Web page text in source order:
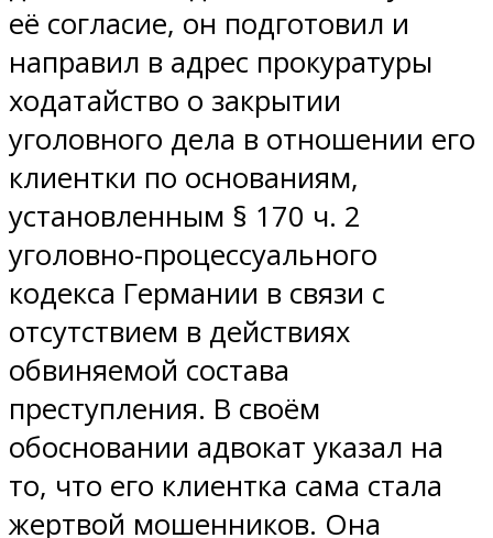
её согласие, он подготовил и
направил в адрес прокуратуры
ходатайство о закрытии
уголовного дела в отношении его
клиентки по основаниям,
установленным § 170 ч. 2
уголовно-процессуального
кодекса Германии в связи с
отсутствием в действиях
обвиняемой состава
преступления. В своём
обосновании адвокат указал на
то, что его клиентка сама стала
жертвой мошенников. Она